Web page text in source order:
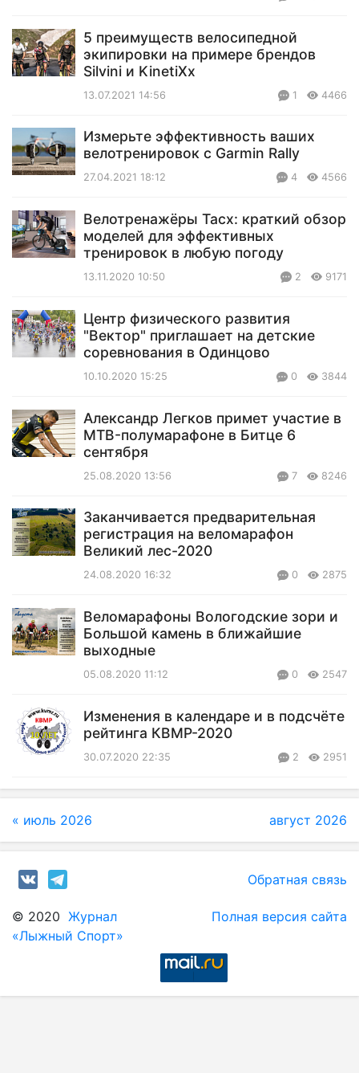
5 преимуществ велосипедной
экипировки на примере брендов
Silvini и KinetiXx
13.07.2021 14:56 1 4466
Измерьте эффективность ваших
велотренировок с Garmin Rally
27.04.2021 18:12 4 4566
Велотренажёры Tacx: краткий обзор
моделей для эффективных
тренировок в любую погоду
13.11.2020 10:50 2 9171
Центр физического развития
"Вектор" приглашает на детские
соревнования в Одинцово
10.10.2020 15:25 0 3844
Александр Легков примет участие в
MTB-полумарафоне в Битце 6
сентября
25.08.2020 13:56 7 8246
Заканчивается предварительная
регистрация на веломарафон
Великий лес-2020
24.08.2020 16:32 0 2875
Веломарафоны Вологодские зори и
Большой камень в ближайшие
выходные
05.08.2020 11:12 0 2547
Изменения в календаре и в подсчёте
рейтинга КВМР-2020
30.07.2020 22:35 2 2951
« июль 2026 август 2026
Обратная связь
© 2020 Журнал
«Лыжный Спорт»
Полная версия сайта